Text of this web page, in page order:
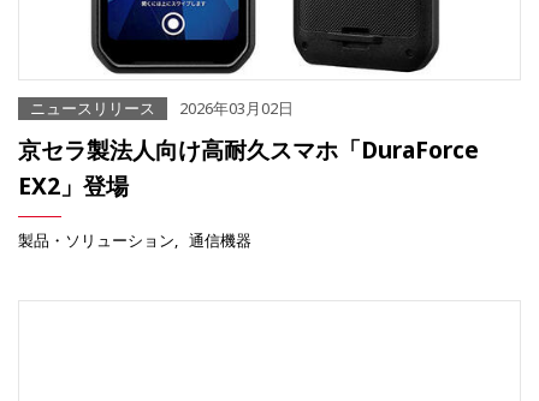
ニュースリリース 2026年03月02日
京セラ製法人向け高耐久スマホ「DuraForce
EX2」登場
製品・ソリューション 通信機器